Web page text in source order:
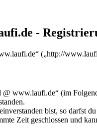
-
(„http://
www.laufi.de“ (im
bist, so darfst
Zeit geschlossen und